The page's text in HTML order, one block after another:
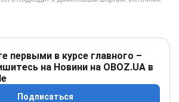
первыми в курсе главного –
на Новини на OBOZ.UA в
Подписаться